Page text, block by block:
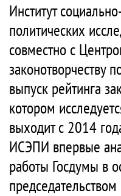
Институт
политических
совместно с
законотворчеству
выпуск рейтинга
котором
выходит с 2014
ИСЭПИ впервые
работы Госдумы в